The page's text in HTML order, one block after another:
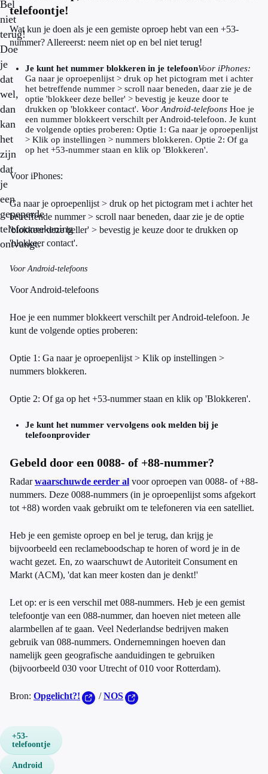
Bel
niet
terug!
Doe
je
dat
wel,
dan
kan
het
zijn
dat
je
een
gepeperde
telefoonrekening
ontvangt.
telefoontje!
Wat kun je doen als je een gemiste oproep hebt van een +53-
nummer? Allereerst: neem niet op en bel niet terug!
Je kunt het nummer blokkeren in je telefoonVoor iPhones:
Ga naar je oproepenlijst > druk op het pictogram met i achter
het betreffende nummer > scroll naar beneden, daar zie je de
optie 'blokkeer deze beller' > bevestig je keuze door te
drukken op 'blokkeer contact'. Voor Android-telefoons Hoe je
een nummer blokkeert verschilt per Android-telefoon. Je kunt
de volgende opties proberen: Optie 1: Ga naar je oproepenlijst
> Klik op instellingen > nummers blokkeren. Optie 2: Of ga
op het +53-nummer staan en klik op 'Blokkeren'.
Voor iPhones:
Ga naar je oproepenlijst > druk op het pictogram met i achter het
betreffende nummer > scroll naar beneden, daar zie je de optie
'blokkeer deze beller' > bevestig je keuze door te drukken op
'blokkeer contact'.
Voor Android-telefoons
Voor Android-telefoons
Hoe je een nummer blokkeert verschilt per Android-telefoon. Je
kunt de volgende opties proberen:
Optie 1: Ga naar je oproepenlijst > Klik op instellingen >
nummers blokkeren.
Optie 2: Of ga op het +53-nummer staan en klik op 'Blokkeren'.
Je kunt het nummer vervolgens ook melden bij je
telefoonprovider
Gebeld door een 0088- of +88-nummer?
Radarwaarschuwde eerder al voor oproepen van 0088- of +88-
nummers. Deze 0088-nummers (in je oproepenlijst soms afgekort
tot +88) worden vaak gebruikt om te telefoneren via een satelliet.
Heb je een gemiste oproep en bel je terug, dan krijg je
bijvoorbeeld een reclameboodschap te horen of word je in de
wacht gezet. En, zo waarschuwt de Autoriteit Consument en
Markt (ACM), 'dat kan meer kosten dan je denkt!'
Let op: er is een verschil met 088-nummers. Heb je een gemist
telefoontje van een 088-nummer, dan hoeven niet meteen alle
alarmbellen af te gaan. Veel Nederlandse bedrijven maken
gebruik van 088-nummers. Ondernemningen hoeven dan
namelijk geen geografische aanduidingen te gebruiken
(bijvoorbeeld 030 voor Utrecht of 010 voor Rotterdam).
Bron: Opgelicht?! /NOS
+53-
telefoontje
Android